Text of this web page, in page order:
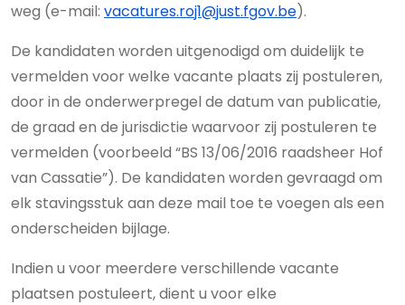
weg (e-mail: vacatures.roj1@just.fgov.be).
De kandidaten worden uitgenodigd om duidelijk te
vermelden voor welke vacante plaats zij postuleren,
door in de onderwerpregel de datum van publicatie,
de graad en de jurisdictie waarvoor zij postuleren te
vermelden (voorbeeld “BS 13/06/2016 raadsheer Hof
van Cassatie”). De kandidaten worden gevraagd om
elk stavingsstuk aan deze mail toe te voegen als een
onderscheiden bijlage.
Indien u voor meerdere verschillende vacante
plaatsen postuleert, dient u voor elke